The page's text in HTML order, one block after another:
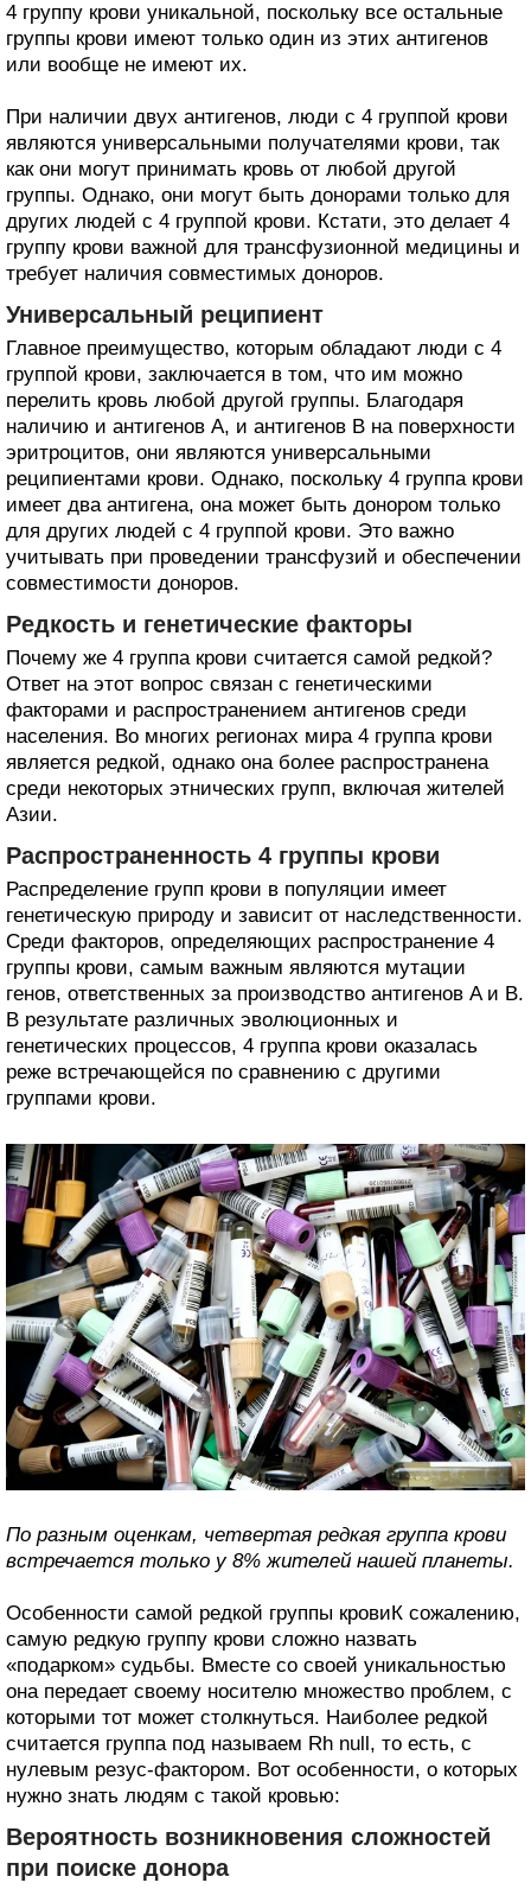
4 группу крови уникальной, поскольку все остальные
группы крови имеют только один из этих антигенов
или вообще не имеют их.
При наличии двух антигенов, люди с 4 группой крови
являются универсальными получателями крови, так
как они могут принимать кровь от любой другой
группы. Однако, они могут быть донорами только для
других людей с 4 группой крови. Кстати, это делает 4
группу крови важной для трансфузионной медицины и
требует наличия совместимых доноров.
Универсальный реципиент
Главное преимущество, которым обладают люди с 4
группой крови, заключается в том, что им можно
перелить кровь любой другой группы. Благодаря
наличию и антигенов A, и антигенов B на поверхности
эритроцитов, они являются универсальными
реципиентами крови. Однако, поскольку 4 группа крови
имеет два антигена, она может быть донором только
для других людей с 4 группой крови. Это важно
учитывать при проведении трансфузий и обеспечении
совместимости доноров.
Редкость и генетические факторы
Почему же 4 группа крови считается самой редкой?
Ответ на этот вопрос связан с генетическими
факторами и распространением антигенов среди
населения. Во многих регионах мира 4 группа крови
является редкой, однако она более распространена
среди некоторых этнических групп, включая жителей
Азии.
Распространенность 4 группы крови
Распределение групп крови в популяции имеет
генетическую природу и зависит от наследственности.
Среди факторов, определяющих распространение 4
группы крови, самым важным являются мутации
генов, ответственных за производство антигенов A и B.
В результате различных эволюционных и
генетических процессов, 4 группа крови оказалась
реже встречающейся по сравнению с другими
группами крови.
По разным оценкам, четвертая редкая группа крови
встречается только у 8% жителей нашей планеты.
Особенности самой редкой группы кровиК сожалению,
самую редкую группу крови сложно назвать
«подарком» судьбы. Вместе со своей уникальностью
она передает своему носителю множество проблем, с
которыми тот может столкнуться. Наиболее редкой
считается группа под называем Rh null, то есть, с
нулевым резус-фактором. Вот особенности, о которых
нужно знать людям с такой кровью:
Вероятность возникновения сложностей
при поиске донора